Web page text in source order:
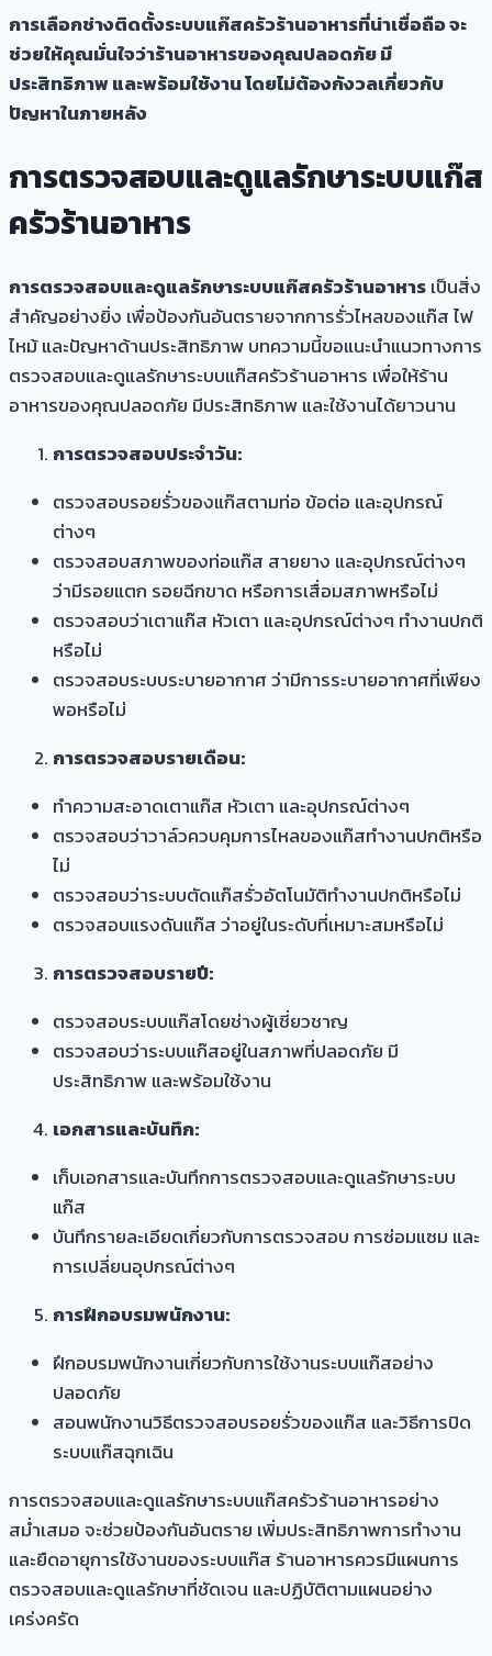
การเลือกช่างติดตั้งระบบแก๊สครัวร้านอาหารที่น่าเชื่อถือ จะ
ช่วยให้คุณมั่นใจว่าร้านอาหารของคุณปลอดภัย มี
ประสิทธิภาพ และพร้อมใช้งาน โดยไม่ต้องกังวลเกี่ยวกับ
ปัญหาในภายหลัง
การตรวจสอบและดูแลรักษาระบบแก๊ส
ครัวร้านอาหาร
การตรวจสอบและดูแลรักษาระบบแก๊สครัวร้านอาหารเป็นสิ่ง
สำคัญอย่างยิ่ง เพื่อป้องกันอันตรายจากการรั่วไหลของแก๊ส ไฟ
ไหม้ และปัญหาด้านประสิทธิภาพ บทความนี้ขอแนะนำแนวทางการ
ตรวจสอบและดูแลรักษาระบบแก๊สครัวร้านอาหาร เพื่อให้ร้าน
อาหารของคุณปลอดภัย มีประสิทธิภาพ และใช้งานได้ยาวนาน
การตรวจสอบประจำวัน:
ตรวจสอบรอยรั่วของแก๊สตามท่อ ข้อต่อ และอุปกรณ์
ต่างๆ
ตรวจสอบสภาพของท่อแก๊ส สายยาง และอุปกรณ์ต่างๆ
ว่ามีรอยแตก รอยฉีกขาด หรือการเสื่อมสภาพหรือไม่
ตรวจสอบว่าเตาแก๊ส หัวเตา และอุปกรณ์ต่างๆ ทำงานปกติ
หรือไม่
ตรวจสอบระบบระบายอากาศ ว่ามีการระบายอากาศที่เพียง
พอหรือไม่
การตรวจสอบรายเดือน:
ทำความสะอาดเตาแก๊ส หัวเตา และอุปกรณ์ต่างๆ
ตรวจสอบว่าวาล์วควบคุมการไหลของแก๊สทำงานปกติหรือ
ไม่
ตรวจสอบว่าระบบตัดแก๊สรั่วอัตโนมัติทำงานปกติหรือไม่
ตรวจสอบแรงดันแก๊ส ว่าอยู่ในระดับที่เหมาะสมหรือไม่
การตรวจสอบรายปี:
ตรวจสอบระบบแก๊สโดยช่างผู้เชี่ยวชาญ
ตรวจสอบว่าระบบแก๊สอยู่ในสภาพที่ปลอดภัย มี
ประสิทธิภาพ และพร้อมใช้งาน
เอกสารและบันทึก:
เก็บเอกสารและบันทึกการตรวจสอบและดูแลรักษาระบบ
แก๊ส
บันทึกรายละเอียดเกี่ยวกับการตรวจสอบ การซ่อมแซม และ
การเปลี่ยนอุปกรณ์ต่างๆ
การฝึกอบรมพนักงาน:
ฝึกอบรมพนักงานเกี่ยวกับการใช้งานระบบแก๊สอย่าง
ปลอดภัย
สอนพนักงานวิธีตรวจสอบรอยรั่วของแก๊ส และวิธีการปิด
ระบบแก๊สฉุกเฉิน
การตรวจสอบและดูแลรักษาระบบแก๊สครัวร้านอาหารอย่าง
สม่ำเสมอ จะช่วยป้องกันอันตราย เพิ่มประสิทธิภาพการทำงาน
และยืดอายุการใช้งานของระบบแก๊ส ร้านอาหารควรมีแผนการ
ตรวจสอบและดูแลรักษาที่ชัดเจน และปฏิบัติตามแผนอย่าง
เคร่งครัด